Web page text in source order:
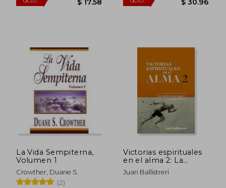
45% $ 31.96 45%
La Vida Sempiterna,
Volumen 1
Crowther, Duane S.
(2)
Victorias espirituales
en el alma 2: La
oración como órgano
de identificación
Juan Ballistreri